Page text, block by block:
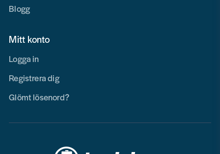
Blogg
Mitt konto
Logga in
Registrera dig
Glömt lösenord?